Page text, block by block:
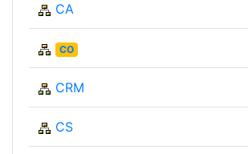
CA
CO
CRM
CS